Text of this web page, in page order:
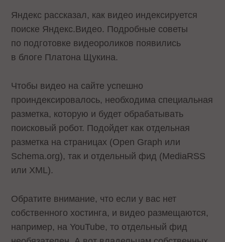
Яндекс рассказал, как видео индексируется
поиске Яндекс.Видео. Подробные советы
по подготовке видеороликов появились
в блоге Платона Щукина.
Чтобы видео на сайте успешно
проиндексировалось, необходима специальная
разметка, которую и будет обрабатывать
поисковый робот. Подойдет как отдельная
разметка на страницах (Open Graph или
Schema.org), так и отдельный фид (MediaRSS
или XML).
Обратите внимание, что если у вас нет
собственного хостинга, и видео размещаются,
например, на YouTube, то отдельный фид